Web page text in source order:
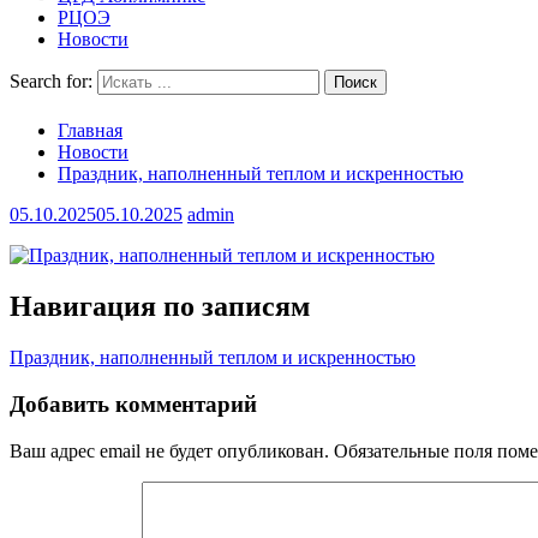
РЦОЭ
Новости
Search for:
Главная
Новости
Праздник, наполненный теплом и искренностью
05.10.202505.10.2025 admin
Навигация по записям
Праздник, наполненный теплом и искренностью
Добавить комментарий
Ваш адрес email не будет опубликован. Обязательные поля